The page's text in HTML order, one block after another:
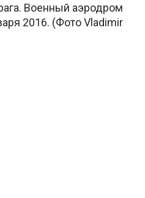
Военный аэродром
2016. (Фото Vladimir